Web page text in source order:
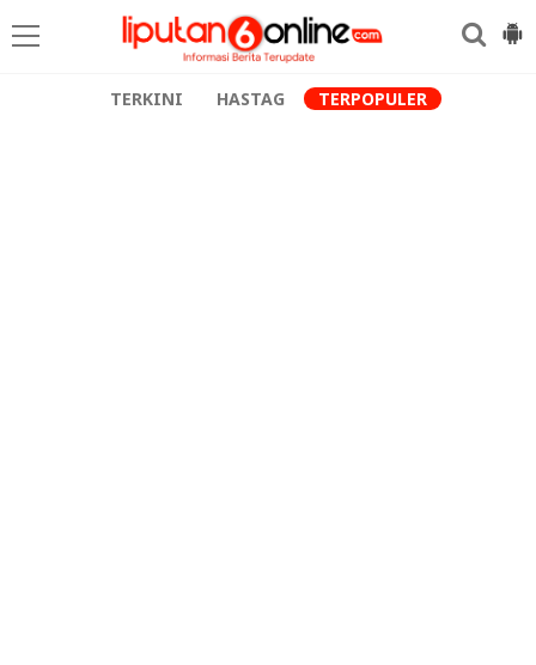
TERKINI HASTAG TERPOPULER